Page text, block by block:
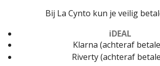
Bij La Cynto kun je veilig
iDEAL
Klarna (achteraf
Riverty (achteraf